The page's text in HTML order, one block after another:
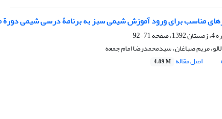
مناسب برای ورود آموزش شیمی سبز به برنامۀ درسی شیمی
71-92
مریم صباغان، سیدمحمدرضا امام جمعه
اصل مقاله 4.89 M